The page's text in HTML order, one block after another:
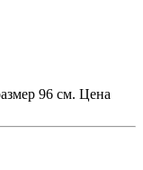
96 см. Цена